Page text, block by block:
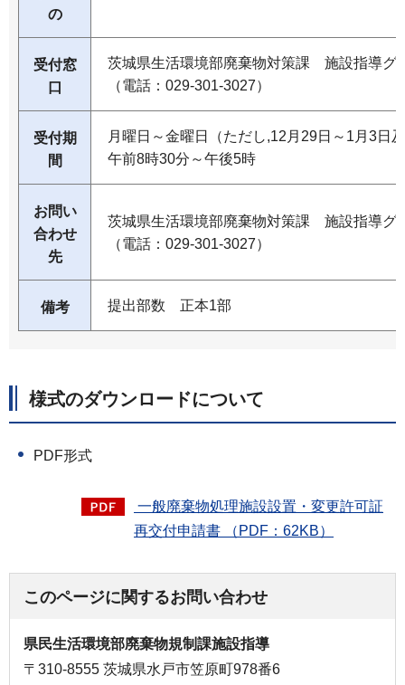
の
受付窓
口
茨城県生活環境部廃棄物対策課 施設指導グ
（電話：029-301-3027）
受付期
間
月曜日～金曜日（ただし,12月29日～1月3日
午前8時30分～午後5時
お問い
合わせ
先
茨城県生活環境部廃棄物対策課 施設指導グ
（電話：029-301-3027）
備考 提出部数 正本1部
様式のダウンロードについて
PDF形式
一般廃棄物処理施設設置・変更許可証
再交付申請書 （PDF：62KB）
このページに関するお問い合わせ
県民生活環境部廃棄物規制課施設指導
〒310-8555 茨城県水戸市笠原町978番6